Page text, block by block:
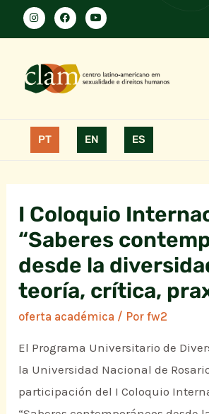
PT EN ES
I Coloquio
“Saberes
desde la
teoría, crítica,
oferta académica / Porfw2
El Programa Universitario de
la Universidad Nacional de
participación del I Coloquio